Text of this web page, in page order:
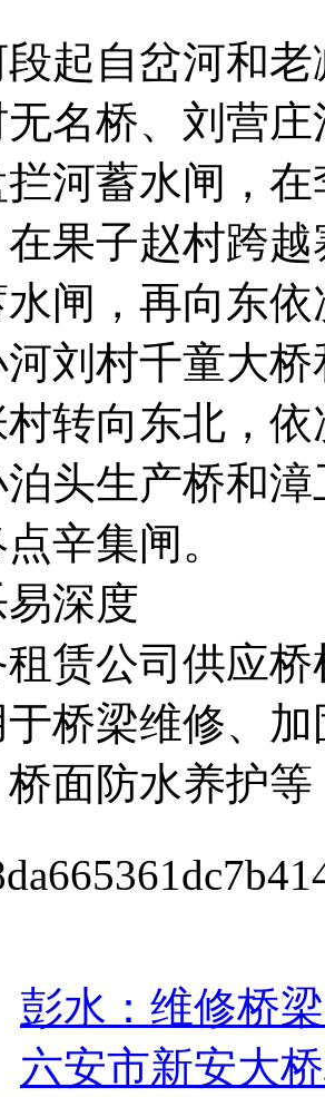
起自岔河和
名桥、刘营
河蓄水闸，
果子赵村跨
闸，再向东
刘村千童大
村转向东北，
头生产桥和
辛集闸。
深度
赁公司供应
桥梁维修、
面防水养护等
彭水：维修桥
六安市新安大